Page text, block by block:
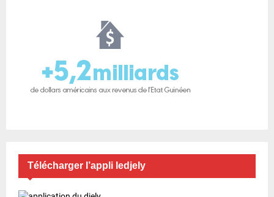
Télécharger l’appli ledjely